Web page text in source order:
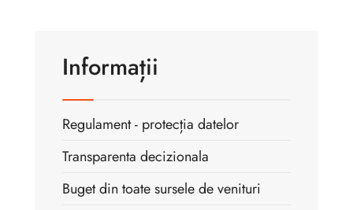
Informații
Regulament - protecția datelor
Transparenta decizionala
Buget din toate sursele de venituri